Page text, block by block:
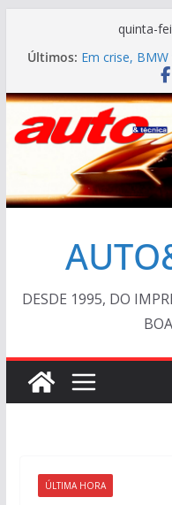
conteúdo
quinta-
Últimos: Em crise,
VÍDEO
Car 2026”
1993
Cristiano
Ferrari Luce
DESDE 1995, DO
ÚLTIMA HORA